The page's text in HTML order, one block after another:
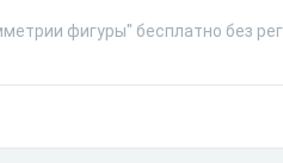
фигуры" бесплатно без